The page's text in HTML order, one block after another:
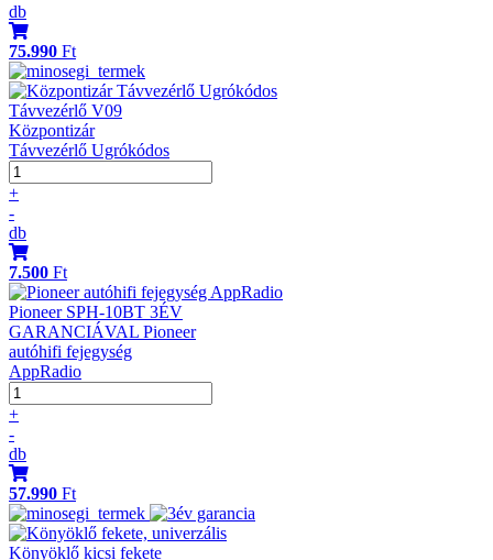
db
75.990 Ft
Távvezérlő V09
Központizár
Távvezérlő Ugrókódos
+
-
db
7.500 Ft
Pioneer SPH-10BT 3ÉV
GARANCIÁVAL Pioneer
autóhifi fejegység
AppRadio
+
-
db
57.990 Ft
Könyöklő kicsi fekete